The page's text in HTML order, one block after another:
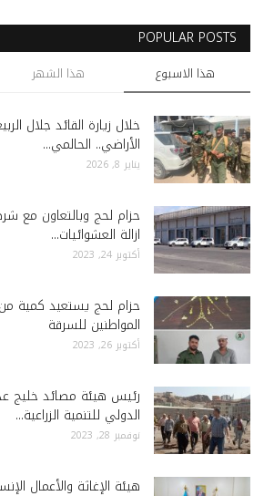
POPULAR POSTS
هذا الاسبوع هذا الشهر
خلال زيارة القائد جلال
الأراضي.. الحالمي...
يناير 8, 2026
حزام لحج وبالتعاون مع
ازالة العشوائيات...
أكتوبر 24, 2023
حزام لحج يستعيد كمية
المواطنين للسرقة
أكتوبر 26, 2023
رئيس هيئة مصائد خليج
الدولي للتنمية الزراعية...
نوفمبر 28, 2023
هيئة الإغاثة والأعمال